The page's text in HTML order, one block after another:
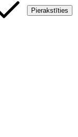
Pierakstīties